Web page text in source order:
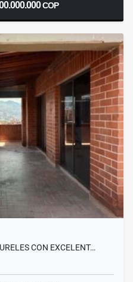
COP
CON EXCELENT…